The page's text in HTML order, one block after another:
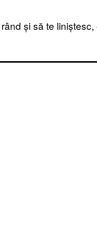
și să te